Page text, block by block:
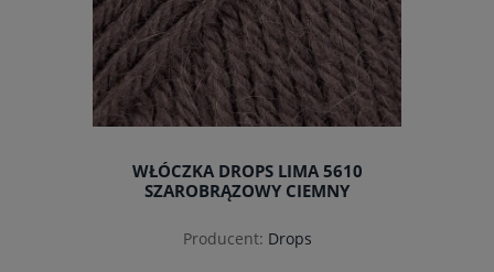
WŁÓCZKA DROPS LIMA 5610
SZAROBRĄZOWY CIEMNY
Producent: Drops